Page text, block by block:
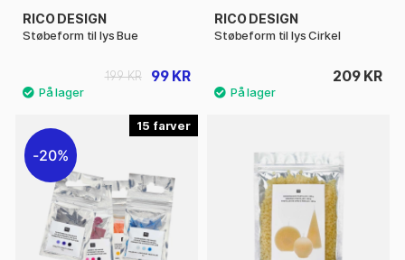
RICO DESIGN
Støbeform til lys Bue
99 KR
199 KR
RICO DESIGN
Støbeform til lys Cirkel
209 KR
15
20%